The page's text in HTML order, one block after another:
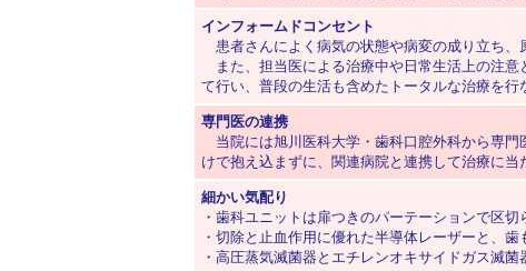
インフォームドコンセント
患者さんによく病気の状態や病変の成り立ち、
また、担当医による治療中や日常生活上の注意
て行い、普段の生活も含めたトータルな治療を行
専門医の連携
当院には旭川医科大学・歯科口腔外科から専門
けで抱え込まずに、関連病院と連携して治療に当
細かい気配り
・歯科ユニットは扉つきのパーテーションで区
・切除と止血作用に優れた半導体レーザーと、
・高圧蒸気滅菌器とエチレンオキサイドガス滅